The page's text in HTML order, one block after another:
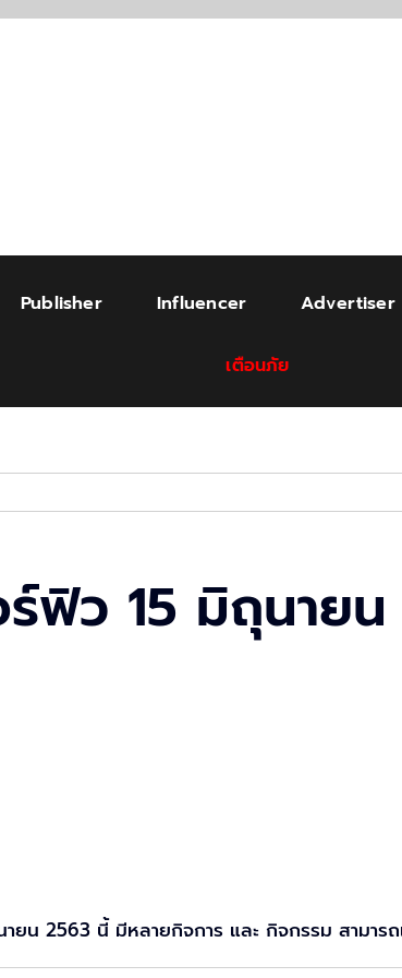
Publisher Influencer Advertiser
เตือนภัย
ร์ฟิว 15 มิถุนาย
ยน 2563 นี้ มีหลายกิจการ และ กิจกรรม สามาร